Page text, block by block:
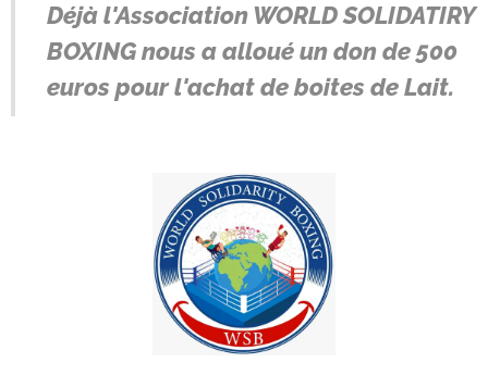
Déjà l'Association WORLD SOLIDATIRY
BOXING nous a alloué un don de 500
euros pour l'achat de boites de Lait.